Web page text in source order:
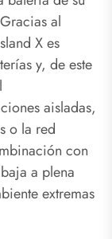
al
X es
y, de este
aisladas,
o la red
con
a plena
extremas